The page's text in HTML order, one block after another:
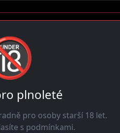
živé profily
plnoleté
pro osoby starší 18 let.
s podmínkami.